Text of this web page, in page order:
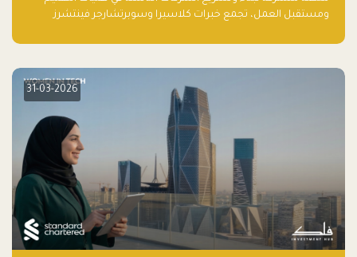
ومستقبل العمل، تجمع خبرات كلاسيرا وسوبرتشارجر فينتشرز
العالمية.
31-03-2026